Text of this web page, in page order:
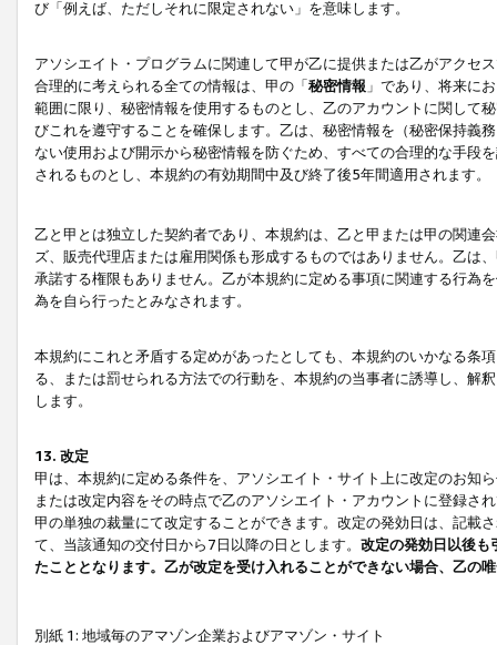
び「例えば、ただしそれに限定されない」を意味します。
アソシエイト・プログラムに関連して甲が乙に提供または乙がアクセ
合理的に考えられる全ての情報は、甲の「秘密情報 」であり、将来に
範囲に限り、秘密情報を使用するものとし、乙のアカウントに関して
びこれを遵守することを確保します。乙は、秘密情報を（秘密保持義
ない使用および開示から秘密情報を防ぐため、すべての合理的な手段
されるものとし、本規約の有効期間中及び終了後5年間適用されます。
乙と甲とは独立した契約者であり、本規約は、乙と甲または甲の関連
ズ、販売代理店または雇用関係も形成するものではありません。乙は
承諾する権限もありません。乙が本規約に定める事項に関連する行為
為を自ら行ったとみなされます。
本規約にこれと矛盾する定めがあったとしても、本規約のいかなる条
る、または罰せられる方法での行動を、本規約の当事者に誘導し、解
します。
13. 改定
甲は、本規約に定める条件を、アソシエイト・サイト上に改定のお知
または改定内容をその時点で乙のアソシエイト・アカウントに登録さ
甲の単独の裁量にて改定することができます。改定の発効日は、記載
て、当該通知の交付日から7日以降の日とします。 改定の発効日以後も
たこととなります。乙が改定を受け入れることができない場合、乙の
別紙 1: 地域毎のアマゾン企業およびアマゾン・サイト